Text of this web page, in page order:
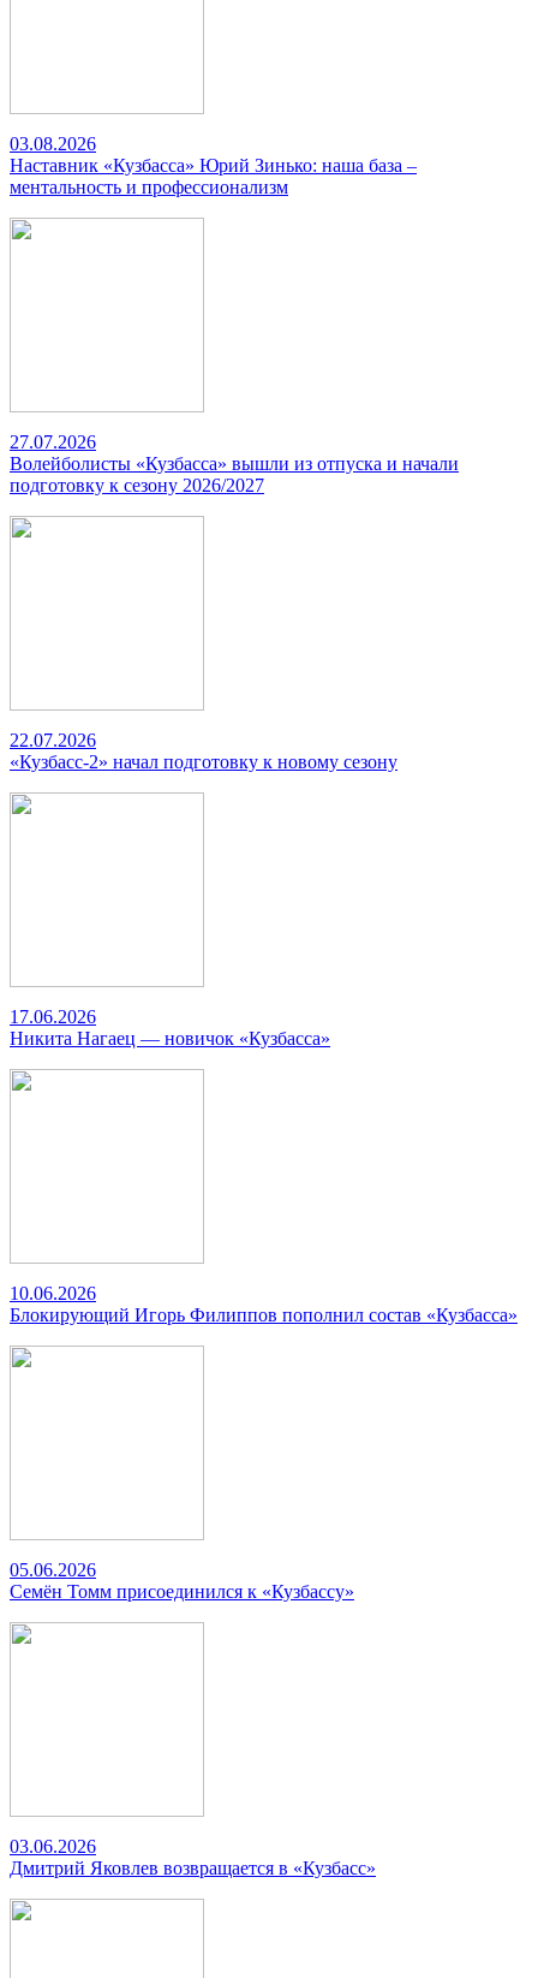
03.08.2026
Наставник «Кузбасса» Юрий Зинько: наша база –
ментальность и профессионализм
27.07.2026
Волейболисты «Кузбасса» вышли из отпуска и начали
подготовку к сезону 2026/2027
22.07.2026
«Кузбасс-2» начал подготовку к новому сезону
17.06.2026
Никита Нагаец — новичок «Кузбасса»
10.06.2026
Блокирующий Игорь Филиппов пополнил состав «Кузбасса»
05.06.2026
Семён Томм присоединился к «Кузбассу»
03.06.2026
Дмитрий Яковлев возвращается в «Кузбасс»